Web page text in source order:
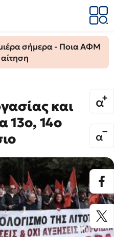
σήμερα - Ποια ΑΦΜ
και
13ο, 14ο